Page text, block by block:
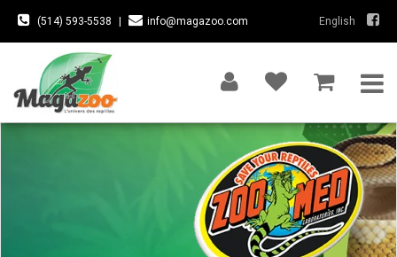
(514) 593-5538 info@magazoo.com English